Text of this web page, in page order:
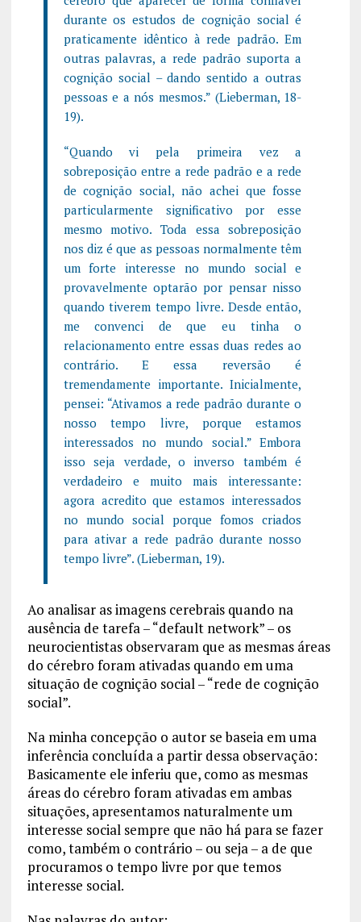
durante os estudos de cognição social é
praticamente idêntico à rede padrão. Em
outras palavras, a rede padrão suporta a
cognição social – dando sentido a outras
pessoas e a nós mesmos.” (Lieberman, 18-
19).
“Quando vi pela primeira vez a
sobreposição entre a rede padrão e a rede
de cognição social, não achei que fosse
particularmente significativo por esse
mesmo motivo. Toda essa sobreposição
nos diz é que as pessoas normalmente têm
um forte interesse no mundo social e
provavelmente optarão por pensar nisso
quando tiverem tempo livre. Desde então,
me convenci de que eu tinha o
relacionamento entre essas duas redes ao
contrário. E essa reversão é
tremendamente importante. Inicialmente,
pensei: “Ativamos a rede padrão durante o
nosso tempo livre, porque estamos
interessados no mundo social.” Embora
isso seja verdade, o inverso também é
verdadeiro e muito mais interessante:
agora acredito que estamos interessados
no mundo social porque fomos criados
para ativar a rede padrão durante nosso
tempo livre”. (Lieberman, 19).
Ao analisar as imagens cerebrais quando na
ausência de tarefa – “default network” – os
neurocientistas observaram que as mesmas áreas
do cérebro foram ativadas quando em uma
situação de cognição social – “rede de cognição
social”.
Na minha concepção o autor se baseia em uma
inferência concluída a partir dessa observação:
Basicamente ele inferiu que, como as mesmas
áreas do cérebro foram ativadas em ambas
situações, apresentamos naturalmente um
interesse social sempre que não há para se fazer
como, também o contrário – ou seja – a de que
procuramos o tempo livre por que temos
interesse social.